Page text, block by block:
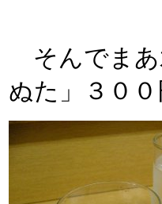
そんでまあ
ぬた」３０